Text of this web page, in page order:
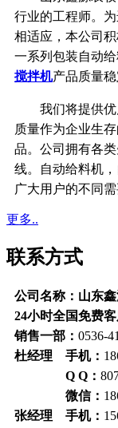
行业的工程师。
相适应，本公司
一系列包装自动
搅拌机产品质量
我们将提供优
质量作为企业生
品。公司拥有各
线。
自动给料机
广大用户的不同
更多..
联系方式
公司名称：山东
24小时全国免费客
销售一部： 0536-
杜经理 手机：
Q Q：
微信：
张经理 手机：